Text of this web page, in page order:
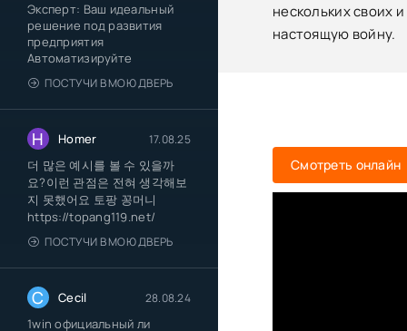
Эксперт: Ваш идеальный
решение под развития
предприятия
Автоматизируйте
ПОСТУЧИ В МОЮ ДВЕРЬ
H Homer 17.08.25
더 많은 예시를 볼 수 있을까
요?이런 관점은 전혀 생각해보
지 못했어요 토팡 꽁머니
https://topang119.net/
ПОСТУЧИ В МОЮ ДВЕРЬ
C Cecil 28.08.24
1win официальный ли
нескольких своих
настоящую войну.
Смотреть онлайн